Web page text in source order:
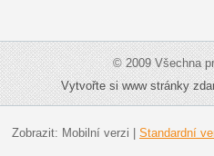
© 2009 Všechna
Vytvořte si www stránky
Zobrazit: Mobilní verzi Standardní